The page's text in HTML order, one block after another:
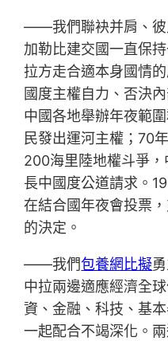
——我們聯袂并肩、彼
加勒比建交國一直保
拉方走合適本身國情
國度主權自力、否決
中國各地舉辦年夜範
民發出運河主權；70
200海里陸地權斗爭
長中國度公道請求。
在結合國年夜會投票
的決定。
——我們包養網比擬
中拉兩邊適應經濟全
資、金融、科技、基
一起配合不竭深化。